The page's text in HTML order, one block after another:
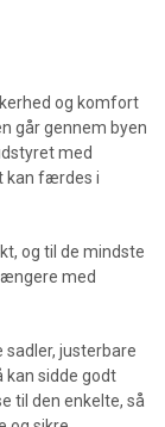
og komfort
går gennem byen
med
kan færdes i
og til de mindste
med
justerbare
kan sidde godt
til den enkelte, så